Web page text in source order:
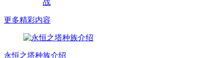
更多精彩内容
永恒之塔种族介绍